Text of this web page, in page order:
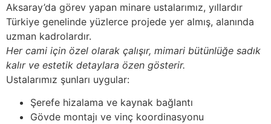
Aksaray’da görev yapan minare ustalarımız, yıllardır
Türkiye genelinde yüzlerce projede yer almış, alanında
uzman kadrolardır.
Her cami için özel olarak çalışır, mimari bütünlüğe sadık
kalır ve estetik detaylara özen gösterir.
Ustalarımız şunları uygular:
Şerefe hizalama ve kaynak bağlantı
Gövde montajı ve vinç koordinasyonu